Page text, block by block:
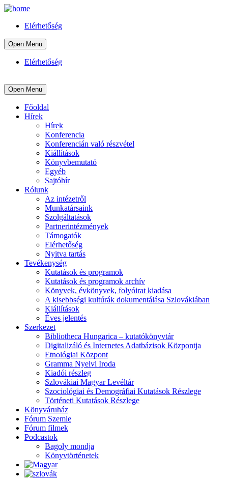
Elérhetőség
Open Menu
Elérhetőség
Open Menu
Főoldal
Hírek
Hírek
Konferencia
Konferencián való részvétel
Kiállítások
Könyvbemutató
Egyéb
Sajtóhír
Rólunk
Az intézetről
Munkatársaink
Szolgáltatások
Partnerintézmények
Támogatók
Elérhetőség
Nyitva tartás
Tevékenység
Kutatások és programok
Kutatások és programok archív
Könyvek, évkönyvek, folyóirat kiadása
A kisebbségi kultúrák dokumentálása Szlovákiában
Kiállítások
Éves jelentés
Szerkezet
Bibliotheca Hungarica – kutatókönyvtár
Digitalizáló és Internetes Adatbázisok Központja
Etnológiai Központ
Gramma Nyelvi Iroda
Kiadói részleg
Szlovákiai Magyar Levéltár
Szociológiai és Demográfiai Kutatások Részlege
Történeti Kutatások Részlege
Könyváruház
Fórum Szemle
Fórum filmek
Podcastok
Bagoly mondja
Könyvtörténetek